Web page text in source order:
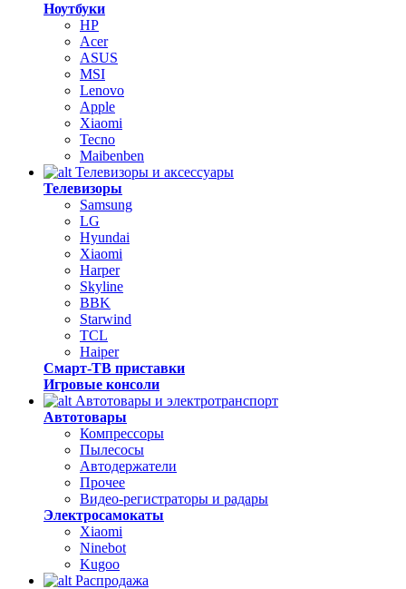
Ноутбуки
HP
Acer
ASUS
MSI
Lenovo
Apple
Xiaomi
Tecno
Maibenben
Телевизоры и аксессуары
Телевизоры
Samsung
LG
Hyundai
Xiaomi
Harper
Skyline
BBK
Starwind
TCL
Haiper
Смарт-ТВ приставки
Игровые консоли
Автотовары и электротранспорт
Автотовары
Компрессоры
Пылесосы
Автодержатели
Прочее
Видео-регистраторы и радары
Электросамокаты
Xiaomi
Ninebot
Kugoo
Распродажа